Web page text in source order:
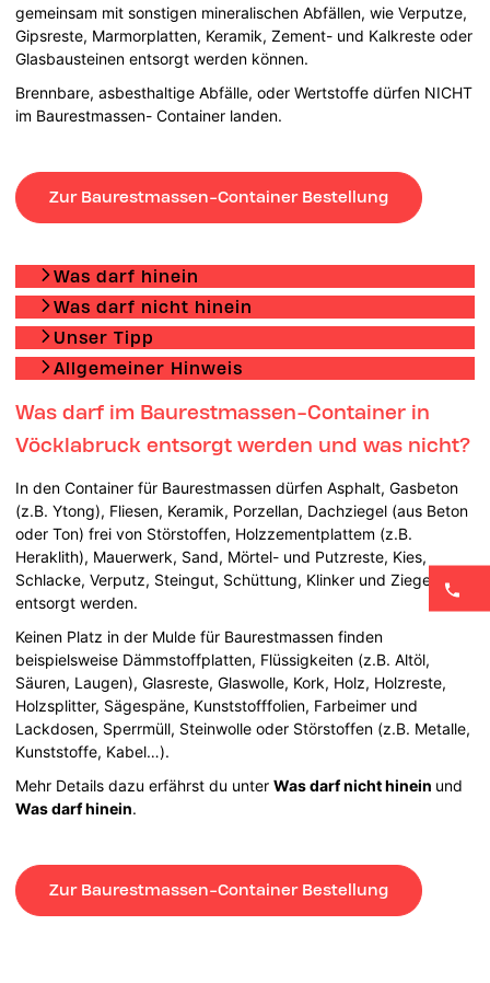
gemeinsam mit sonstigen mineralischen Abfällen, wie Verputze,
Gipsreste, Marmorplatten, Keramik, Zement- und Kalkreste oder
Glasbausteinen entsorgt werden können.
Brennbare, asbesthaltige Abfälle, oder Wertstoffe dürfen NICHT
im Baurestmassen- Container landen.
Zur Baurestmassen-Container Bestellung
Was darf hinein
Was darf nicht hinein
Unser Tipp
Allgemeiner Hinweis
Was darf im Baurestmassen-Container in
Vöcklabruck entsorgt werden und was nicht?
In den Container für Baurestmassen dürfen Asphalt, Gasbeton
(z.B. Ytong), Fliesen, Keramik, Porzellan, Dachziegel (aus Beton
oder Ton) frei von Störstoffen, Holzzementplattem (z.B.
Heraklith), Mauerwerk, Sand, Mörtel- und Putzreste, Kies,
Schlacke, Verputz, Steingut, Schüttung, Klinker und Ziegel
entsorgt werden.
Keinen Platz in der Mulde für Baurestmassen finden
beispielsweise Dämmstoffplatten, Flüssigkeiten (z.B. Altöl,
Säuren, Laugen), Glasreste, Glaswolle, Kork, Holz, Holzreste,
Holzsplitter, Sägespäne, Kunststofffolien, Farbeimer und
Lackdosen, Sperrmüll, Steinwolle oder Störstoffen (z.B. Metalle,
Kunststoffe, Kabel…).
Mehr Details dazu erfährst du unterWas darf nicht hinein und
Was darf hinein.
Zur Baurestmassen-Container Bestellung